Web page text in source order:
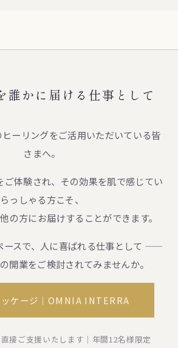
誰かに届ける仕事として
ーリングをご活用いただいている皆
さまへ。
ご体験され、その効果を肌で感じてい
らっしゃる方こそ、
の方にお届けすることができます。
ースで、人に喜ばれる仕事として ——
開業をご検討されてみませんか。
ケージ｜OMNIA INTERRA
接ご支援いたします｜年間12名様限定